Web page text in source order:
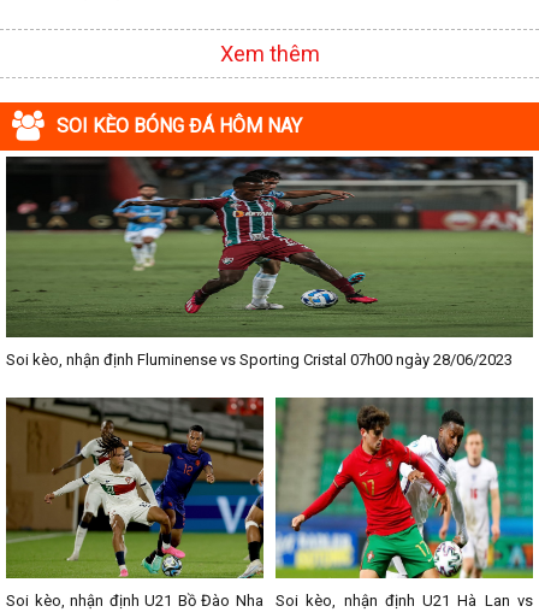
Xem thêm
SOI KÈO BÓNG ĐÁ HÔM NAY
Soi kèo, nhận định Fluminense vs Sporting Cristal 07h00 ngày 28/06/2023
Soi kèo, nhận định U21 Bồ Đào Nha
Soi kèo, nhận định U21 Hà Lan vs